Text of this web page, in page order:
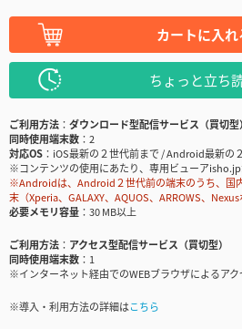
カートに入れ
ちょっと立ち
ご利用方法
ダウンロード型配信サービス（買切型）
同時使用端末数
2
対応OS
iOS最新の２世代前まで / Android最新の
※コンテンツの使用にあたり、専用ビューア
※Androidは、Android２世代前の端末のうち、国
末（Xperia、GALAXY、AQUOS、ARROWS、
必要メモリ容量
30 MB以上
ご利用方法
アクセス型配信サービス（買切型）
同時使用端末数
1
※インターネット経由でのWEBブラウザによるアク
※導入・利用方法の詳細はこちら